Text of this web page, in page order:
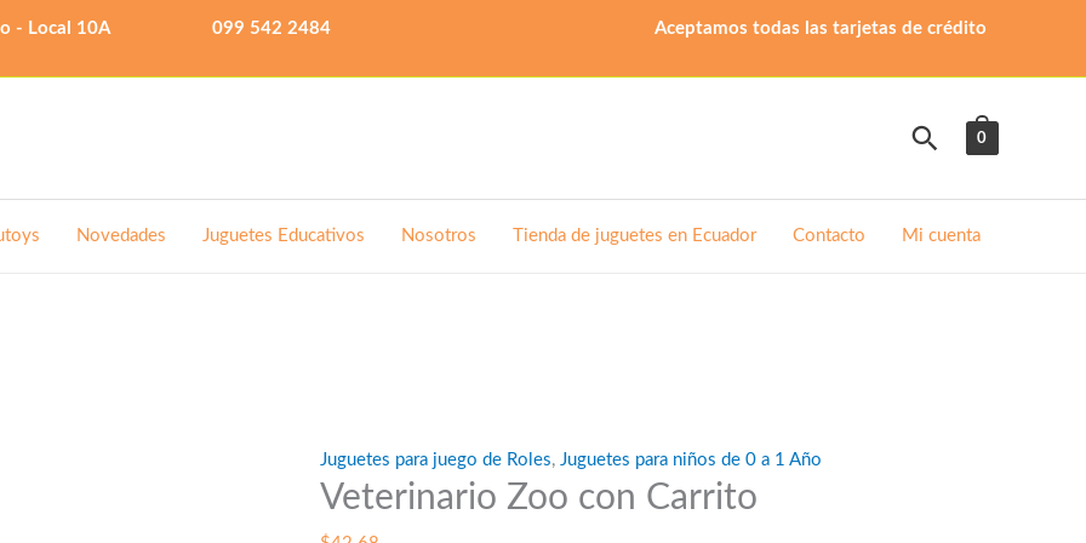
- Local 10A 099 542 2484 Aceptamos todas las tarjetas de crédito
Buscar
0
Novedades Juguetes Educativos Nosotros Tienda de juguetes en Ecuador Contacto Mi cuenta
Juguetes para juego de Roles, Juguetes para niños de 0 a 1 Año
Veterinario Zoo con Carrito